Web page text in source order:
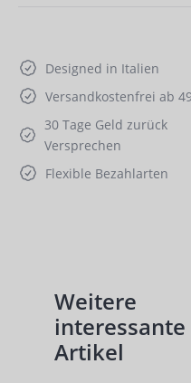
Designed in Italien
Versandkostenfrei ab
30 Tage Geld zurück
Versprechen
Flexible Bezahlarten
Produktgalerie
Weitere
interessante
Artikel